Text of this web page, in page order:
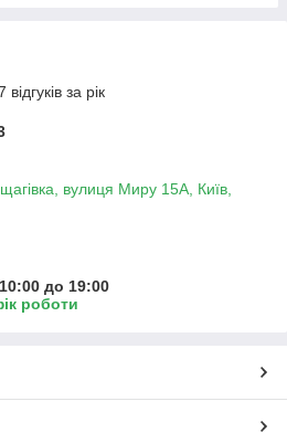
за рік
вулиця Миру 15А, Київ,
до 19:00
роботи